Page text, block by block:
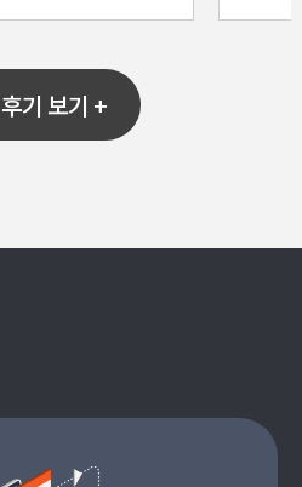
기 보기 +